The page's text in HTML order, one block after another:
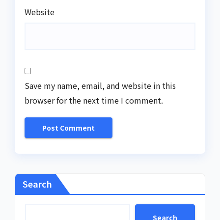
Website
Save my name, email, and website in this
browser for the next time I comment.
Search
Search